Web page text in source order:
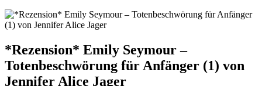
*Rezension* Emily Seymour –
Totenbeschwörung für Anfänger (1) von
Jennifer Alice Jager